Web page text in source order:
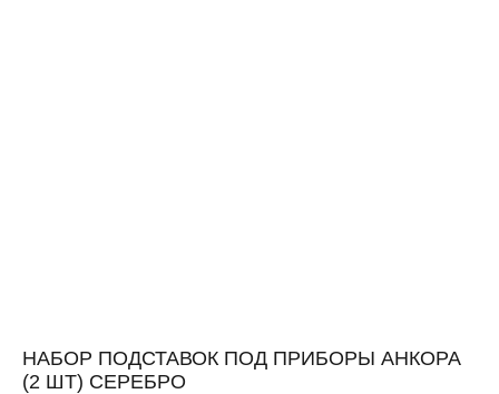
НАБОР ПОДСТАВОК ПОД ПРИБОРЫ АНКОРА
(2 ШТ) СЕРЕБРО